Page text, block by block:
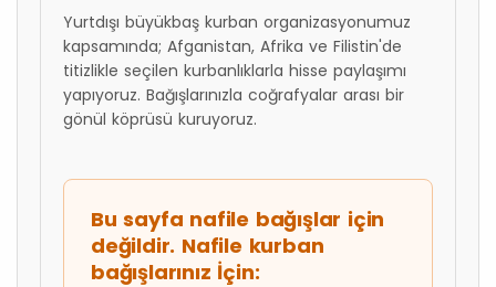
Yurtdışı büyükbaş kurban organizasyonumuz
kapsamında; Afganistan, Afrika ve Filistin'de
titizlikle seçilen kurbanlıklarla hisse paylaşımı
yapıyoruz. Bağışlarınızla coğrafyalar arası bir
gönül köprüsü kuruyoruz.
Bu sayfa nafile bağışlar için
değildir. Nafile kurban
bağışlarınız İçin: